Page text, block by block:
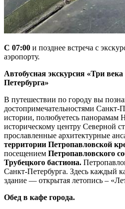
С 07:00 и позднее встреча с
аэропорту.
Автобусная экскурсия «Три
Петербурга»
В путешествии по городу вы
достопримечательностями Санкт-
истории, полюбуетесь панорамам
историческому центру Северной
прославленные архитектурные
территории Петропавловской
посещением Петропавловского
Трубецкого бастиона.
Санкт-Петербурга. Здесь каждый
здание — открытая летопись –
Обед в кафе города.